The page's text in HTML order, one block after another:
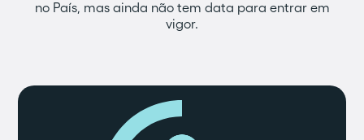
no País, mas ainda não tem data para entrar em
vigor.